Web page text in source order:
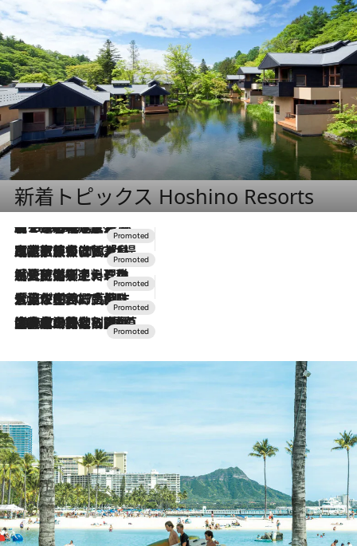
新着トピックス Hoshino Resorts
2026.8.7
【トンボの足水浴】ヒノキの香りに包まれて涼感マックス！約13℃の湧水かけ流しを避暑地「星野温泉 トンボの湯」で体験
2026.7.31
【ホテル帰省】という選択肢をOMOが提案。家族とほどよい距離を保つには「昼は実家、夜は気兼ねなくホテルで！」
2026.7.24
【夏限定ディナーコース】旬を迎える稚鮎や花ズッキーニなどをイタリア・トスカーナの郷土料理の手法で満喫！
2026.7.17
「土佐和ハーブかき氷」がOMO7高知に登場！生姜、山椒、大葉など目にも舌にも涼を呼ぶ郷土の味
2026.7.10
NEW OPEN！【界 草津】名湯の地に誕生。趣の異なる2種の温泉と上州ならではの会席・蕎麦割烹など美食を味わう究極の癒やし旅